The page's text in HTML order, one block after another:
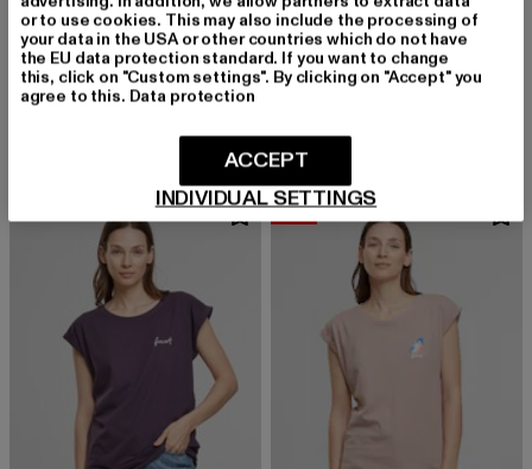
FORVERT
Forvert Ladies Tee Fontana
FORVERT
Forvert Ladies Tee San Luis
-29%
or to use cookies. This may also include the processing of
your data in the USA or other countries which do not have
the EU data protection standard. If you want to change
this, click on "Custom settings". By clicking on "Accept" you
agree to this. Data protection
INDIVIDUAL SETTINGS
ACCEPT